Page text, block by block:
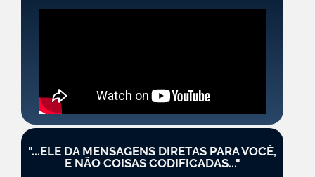
"...ELE DA MENSAGENS DIRETAS PARA VOCÊ,
E NÃO COISAS CODIFICADAS..."